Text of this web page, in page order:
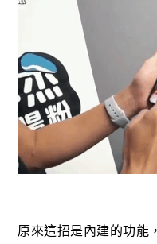
原來這招是內建的功能